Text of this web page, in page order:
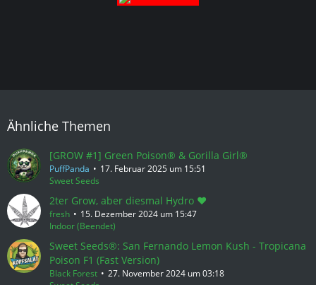
Ähnliche Themen
[GROW #1] Green Poison® & Gorilla Girl®
PuffPanda
17. Februar 2025 um 15:51
Sweet Seeds
2ter Grow, aber diesmal Hydro ❤️
fresh
15. Dezember 2024 um 15:47
Indoor (Beendet)
Sweet Seeds®: San Fernando Lemon Kush - Tropicana
Poison F1 (Fast Version)
Black Forest
27. November 2024 um 03:18